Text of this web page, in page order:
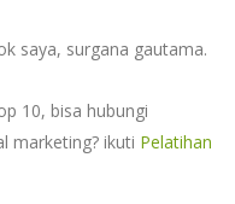
saya, surgana gautama.
10, bisa hubungi
marketing? ikuti Pelatihan